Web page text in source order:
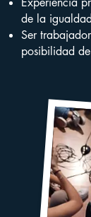
de la
Ser
posibilidad